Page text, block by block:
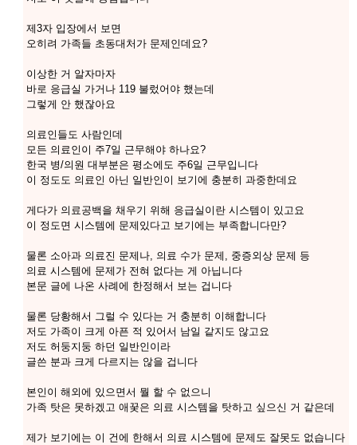
제3자 입장에서 보면
오히려 가족들 초동대처가 문제인데요?
이상한 거 알자마자
바로 응급실 가거나 119 불렀어야 했는데
그렇게 안 했잖아요
의료인들도 사람인데
모든 의료인이 주7일 근무해야 하나요?
한국 병/의원 대부분은 평소에도 주6일 근무입니다
이 정도도 의료인 아닌 일반인이 보기에 충분히 과중한데요
게다가 의료공백을 채우기 위해 응급실이란 시스템이 있고요
이 정도면 시스템에 문제있다고 보기에는 부족합니다만?
물론 소아과 의료진 문제나, 의료 수가 문제, 중증외상 문제 등
의료 시스템에 문제가 전혀 없다는 게 아닙니다
본문 글에 나온 사례에 한정해서 보는 겁니다
물론 당황해서 그럴 수 있다는 거 충분히 이해합니다
저도 가족이 크게 아픈 적 있어서 남일 같지도 않고요
저도 허둥지둥 하던 일반인이라
글쓴 분과 크게 다르지는 않을 겁니다
본인이 해외에 있으면서 뭘 할 수 없으니
가족 탓은 못하겠고 애꿎은 의료 시스템을 탓하고 싶으신 거 같은데
제가 보기에는 이 건에 한해서 의료 시스템에 문제도 잘못도 없습니다